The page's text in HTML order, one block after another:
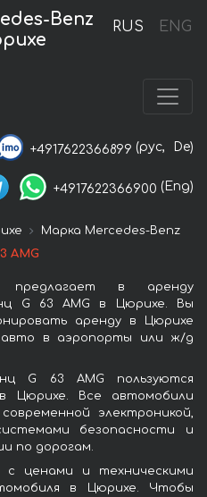
RUS ENG
Benz
+4917622366899 (рус, De)
+4917622366900 (Eng)
Марка Mercedes-Benz
AMG
предлагает в аренду
G 63 AMG в Цюрихе. Вы
аренду в Цюрихе
авто в аэропорты или ж/д
G 63 AMG пользуются
Цюрихе. Все автомобили
электроникой,
безопасности и
по дорогам.
с ценами и техническими
в Цюрихе. Чтобы